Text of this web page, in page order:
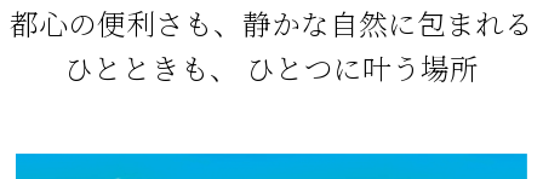
都心の便利さも、静かな自然に包まれる
ひとときも、
ひとつに叶う場所